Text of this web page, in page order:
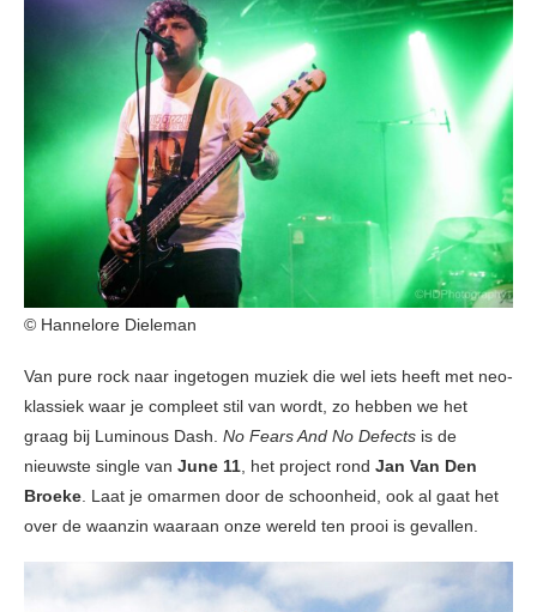
© Hannelore Dieleman
Van pure rock naar ingetogen muziek die wel iets heeft met neo-
klassiek waar je compleet stil van wordt, zo hebben we het
graag bij Luminous Dash. No Fears And No Defects is de
nieuwste single van June 11 , het project rond Jan Van Den
Broeke . Laat je omarmen door de schoonheid, ook al gaat het
over de waanzin waaraan onze wereld ten prooi is gevallen.